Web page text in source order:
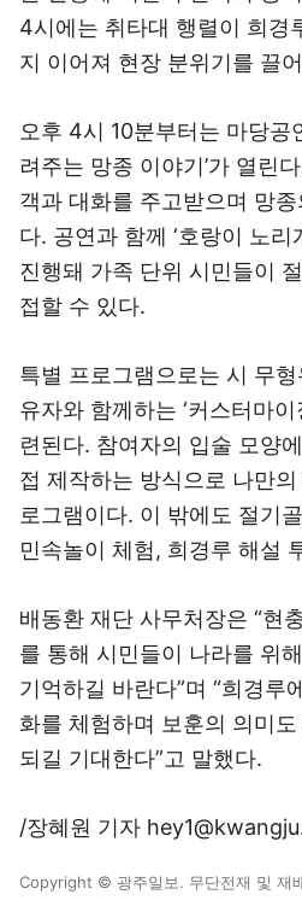
4시에는 취타대 행렬이 희경
지 이어져 현장 분위기를 끌
오후 4시 10분부터는 마당공
려주는 망종 이야기’가 열린
객과 대화를 주고받으며 망
다. 공연과 함께 ‘호랑이 노리
진행돼 가족 단위 시민들이
접할 수 있다.
특별 프로그램으로는 시 무
유자와 함께하는 ‘커스터마
련된다. 참여자의 입술 모양
접 제작하는 방식으로 나만
로그램이다. 이 밖에도 절기
민속놀이 체험, 희경루 해설
배동환 재단 사무처장은 “현
를 통해 시민들이 나라를 위
기억하길 바란다”며 “희경루
화를 체험하며 보훈의 의미
되길 기대한다”고 말했다.
/장혜원 기자
Copyright © 광주일보. 무단전재 및 재